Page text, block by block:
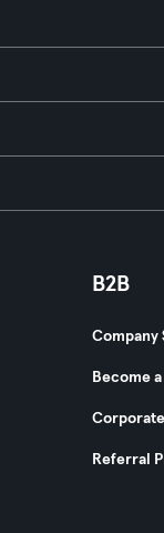
B2B
Company
Become
Referral